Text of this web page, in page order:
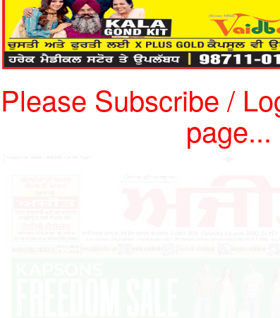
Please Subscribe /
page...